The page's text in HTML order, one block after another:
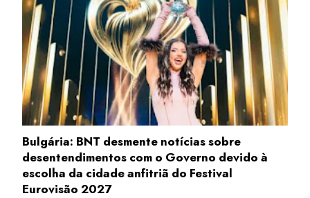
Bulgária: BNT desmente notícias sobre
desentendimentos com o Governo devido à
escolha da cidade anfitriã do Festival
Eurovisão 2027